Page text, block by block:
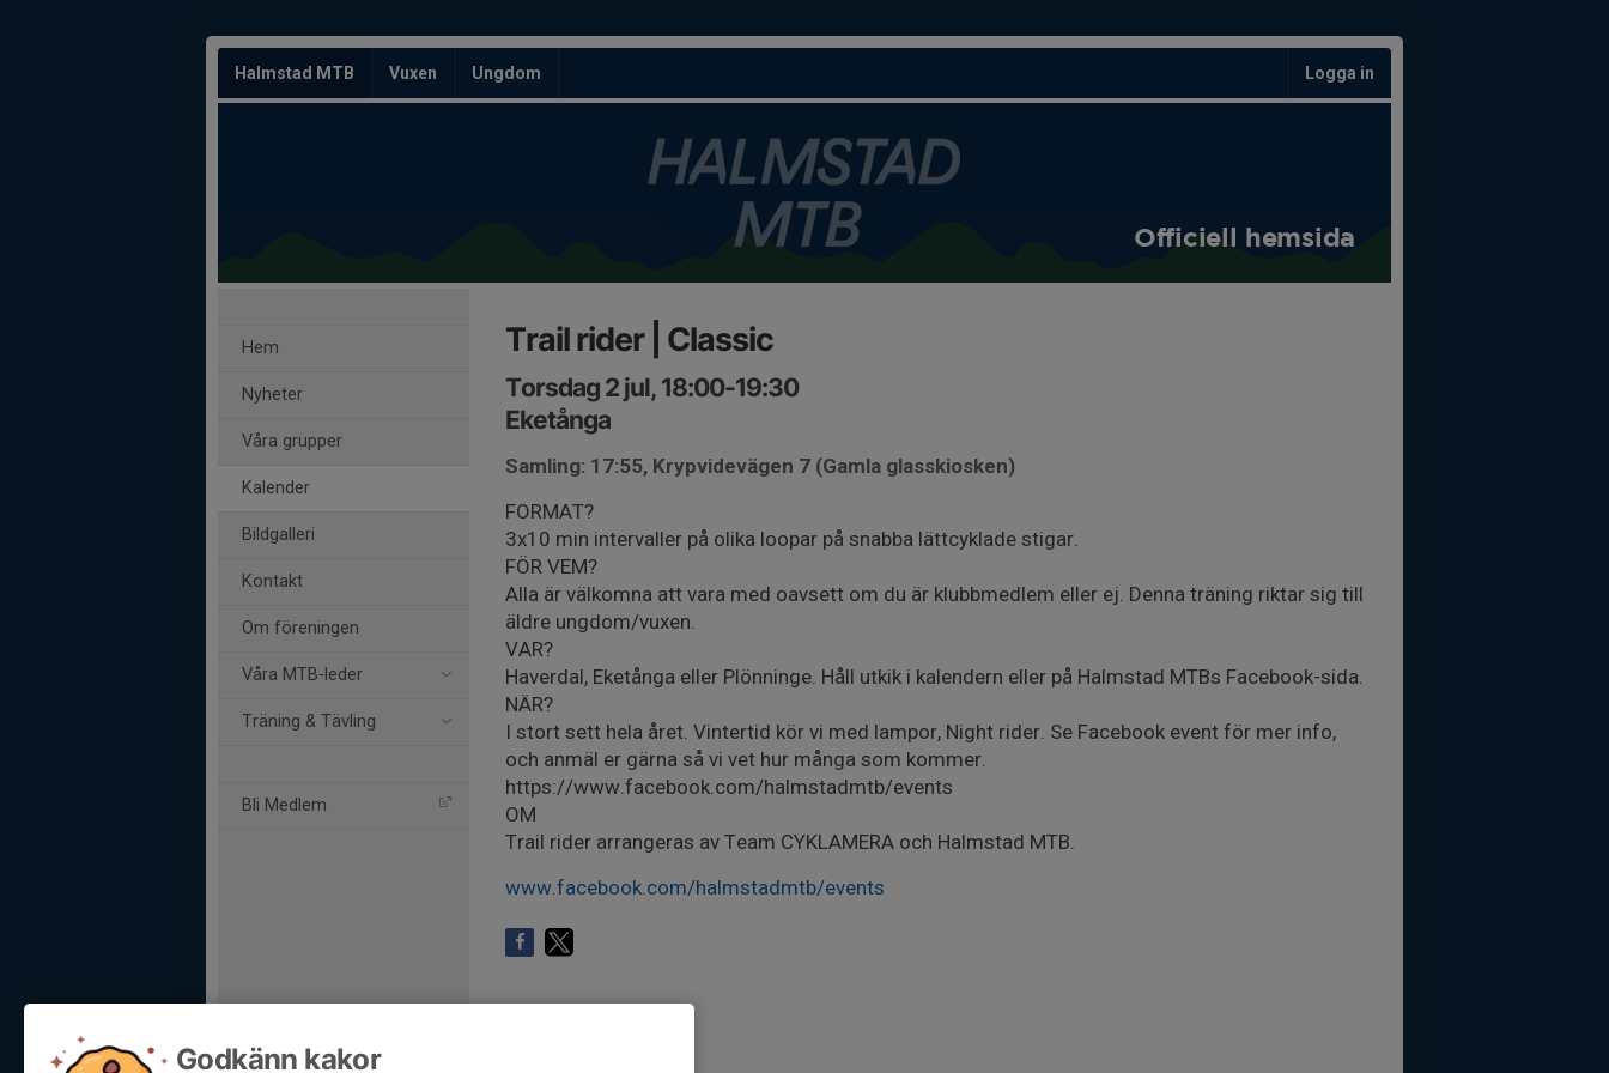
Halmstad MTB Vuxen Ungdom Logga in
Officiell hemsida
Hem
Nyheter
Våra grupper
Kalender
Bildgalleri
Kontakt
Om föreningen
Våra MTB‑leder
Träning & Tävling
Bli Medlem
Trail rider | Classic
Torsdag 2 jul, 18:00-19:30
Eketånga
Samling: 17:55, Krypvidevägen 7 (Gamla glasskiosken)
FORMAT?
3x10 min intervaller på olika loopar på snabba lättcyklade stigar.
FÖR VEM?
Alla är välkomna att vara med oavsett om du är klubbmedlem eller ej. Denna träning riktar sig till
äldre ungdom/vuxen.
VAR?
Haverdal, Eketånga eller Plönninge. Håll utkik i kalendern eller på Halmstad MTBs Facebook-sida.
NÄR?
I stort sett hela året. Vintertid kör vi med lampor, Night rider. Se Facebook event för mer info,
och anmäl er gärna så vi vet hur många som kommer.
https://www.facebook.com/halmstadmtb/events
OM
Trail rider arrangeras av Team CYKLAMERA och Halmstad MTB.
www.facebook.com/halmstadmtb/events
Godkänn kakor